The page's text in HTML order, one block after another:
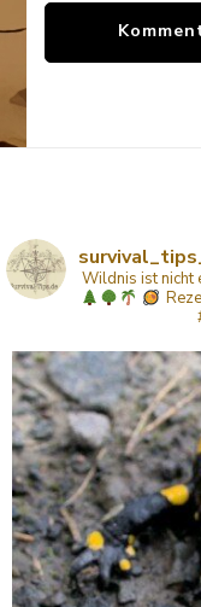
Wildnis ist nicht